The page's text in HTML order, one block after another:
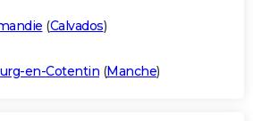
(Calvados)
en-Cotentin (Manche)